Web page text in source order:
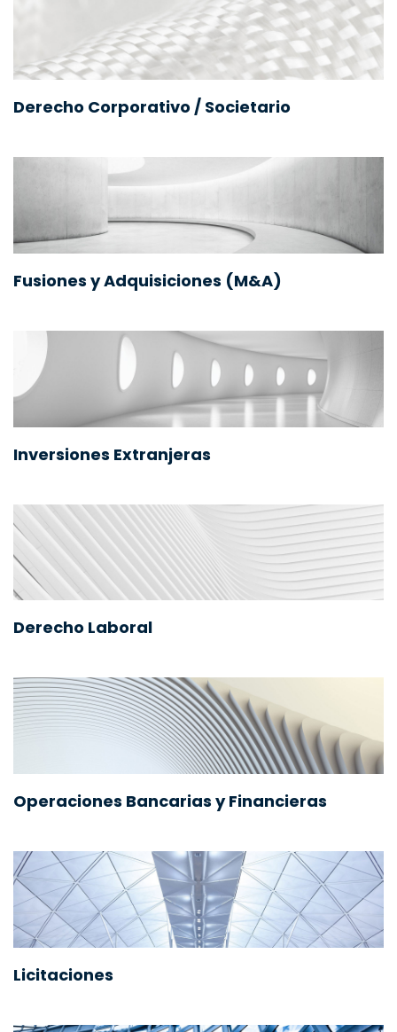
Derecho Corporativo / Societario
Fusiones y Adquisiciones (M&A)
Inversiones Extranjeras
Derecho Laboral
Operaciones Bancarias y Financieras
Licitaciones